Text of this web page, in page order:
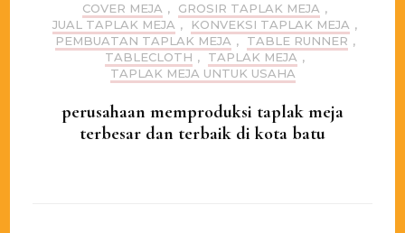
COVER MEJA , GROSIR TAPLAK MEJA ,
JUAL TAPLAK MEJA , KONVEKSI TAPLAK MEJA ,
PEMBUATAN TAPLAK MEJA , TABLE RUNNER ,
TABLECLOTH , TAPLAK MEJA ,
TAPLAK MEJA UNTUK USAHA
perusahaan memproduksi taplak meja
terbesar dan terbaik di kota batu